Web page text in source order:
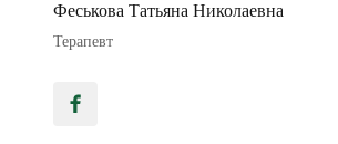
Феськова Татьяна Николаевна
Терапевт